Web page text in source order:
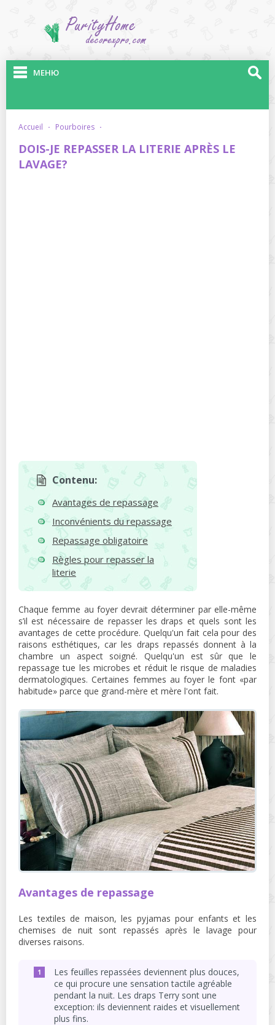
МЕНЮ
accueil · pourboires ·
DOIS-JE REPASSER LA LITERIE APRÈS LE
LAVAGE?
Contenu:
Avantages de repassage
Inconvénients du repassage
Repassage obligatoire
Règles pour repasser la
literie
Chaque femme au foyer devrait déterminer par elle-même
s’il est nécessaire de repasser les draps et quels sont les
avantages de cette procédure. Quelqu'un fait cela pour des
raisons esthétiques, car les draps repassés donnent à la
chambre un aspect soigné. Quelqu'un est sûr que le
repassage tue les microbes et réduit le risque de maladies
dermatologiques. Certaines femmes au foyer le font «par
habitude» parce que grand-mère et mère l'ont fait.
Avantages de repassage
Les textiles de maison, les pyjamas pour enfants et les
chemises de nuit sont repassés après le lavage pour
diverses raisons.
Les feuilles repassées deviennent plus douces,
ce qui procure une sensation tactile agréable
pendant la nuit. Les draps Terry sont une
exception: ils deviennent raides et visuellement
plus fins.